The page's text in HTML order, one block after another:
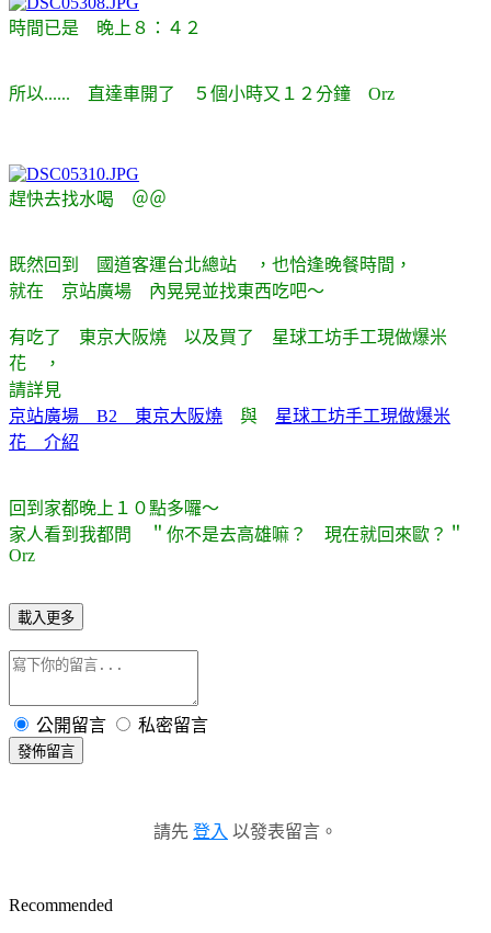
時間已是 晚上８：４２
所以...... 直達車開了 ５個小時又１２分鐘 Orz
趕快去找水喝 ＠＠
既然回到 國道客運台北總站 ，也恰逢晚餐時間，
就在 京站廣場 內晃晃並找東西吃吧～
有吃了 東京大阪燒 以及買了 星球工坊手工現做爆米
花 ，
請詳見
京站廣場 B2 東京大阪燒 與 星球工坊手工現做爆米
花 介紹
回到家都晚上１０點多囉～
家人看到我都問 ＂你不是去高雄嘛？ 現在就回來歐？＂
Orz
載入更多
公開留言 私密留言
發佈留言
請先 登入 以發表留言。
Recommended